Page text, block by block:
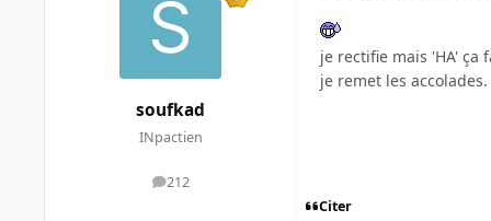
soufkad
INpactien
212
messages
je rectifie mais 'HA' ça
je remet les accolades.
Citer